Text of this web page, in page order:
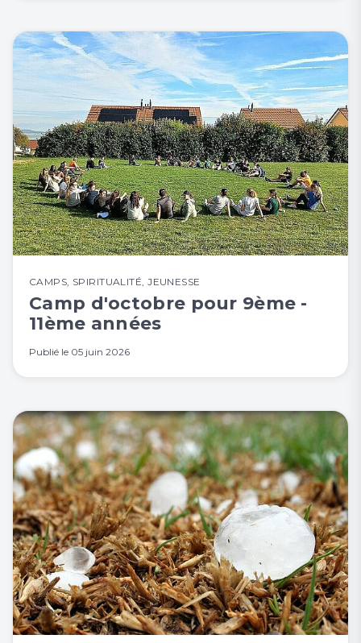
CAMPS SPIRITUALITÉ ,JEUNESSE
Camp d'octobre pour 9ème -
11ème années
Publié le 05 juin 2026